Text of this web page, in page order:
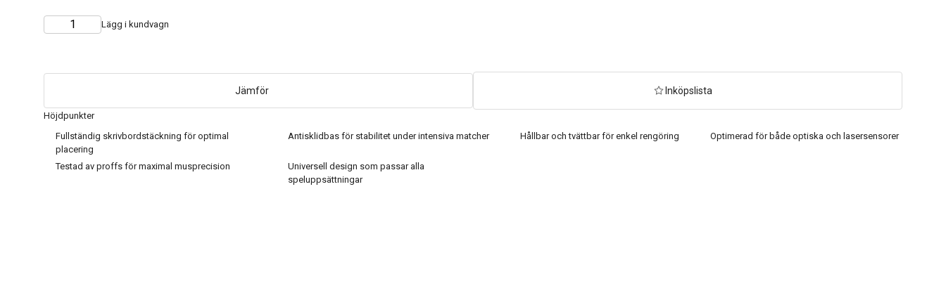
Höjdpunkter
Fullständig skrivbordstäckning för optimal
placering
Antisklidbas för stabilitet under intensiva matcher Hållbar och tvättbar för enkel rengöring Optimerad för både optiska och lasersensorer
Testad av proffs för maximal musprecision
Universell design som passar alla
speluppsättningar
Choose
Quantity Lägg i kundvagn
Jämför Inköpslista